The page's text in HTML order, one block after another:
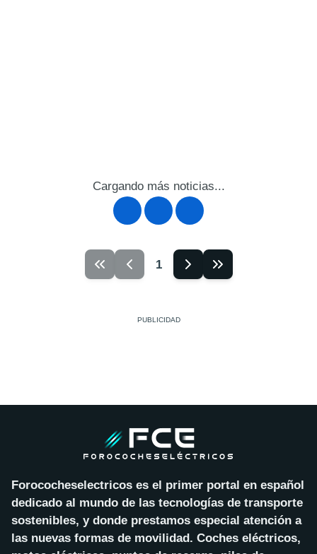
Cargando más noticias...
1
Forococheselectricos es el primer portal en español
dedicado al mundo de las tecnologías de transporte
sostenibles, y donde prestamos especial atención a
las nuevas formas de movilidad. Coches eléctricos,